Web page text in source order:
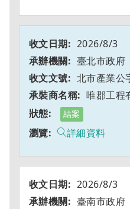
2026/8/3
臺北市政府
北市產業公
唯郡工程
結案
詳細資料
2026/8/3
臺南市政府